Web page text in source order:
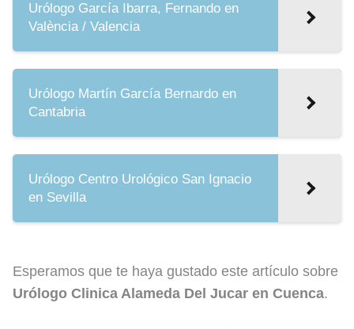
Urólogo García Ibarra, Fernando en
València / Valencia
Urólogo Martín García Bernardo en
Cantabria
Urólogo Centro Urológico San Ignacio
en Sevilla
Esperamos que te haya gustado este artículo sobre
Urólogo Clinica Alameda Del Jucar en Cuenca.